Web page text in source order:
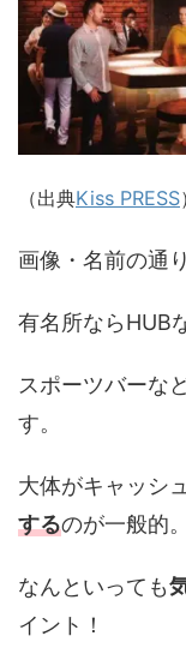
（出典Kiss PRESS）
画像・名前の通り
有名所ならHUB
スポーツバーな
す。
大体がキャッシ
するのが一般的。
なんといっても
イント！